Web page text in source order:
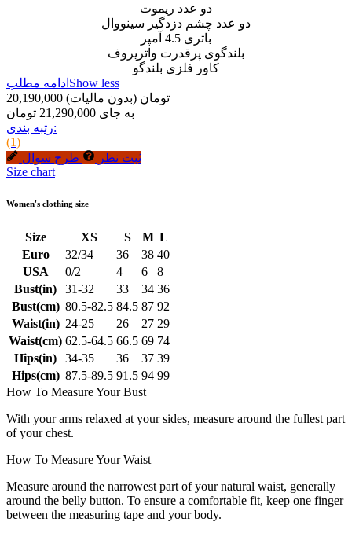
دو عدد ریموت
دو عدد چشم دزدگیر سینووال
باتری 4.5 آمپر
بلندگوی پرقدرت واترپروف
کاور فلزی بلندگو
ادامه مطلب Show less
20,190,000 تومان (بدون مالیات)
به جای 21,290,000 تومان
رتبه بندی:
(1)
ثبت نظر
طرح سوال
Size chart
Women's clothing size
Size XS S M L
Euro
32/34 36 38 40
USA
0/2 4 6
8
Bust(in)
31-32 33 34 36
Bust(cm) 80.5-82.5 84.5 87 92
Waist(in) 24-25 26 27 29
Waist(cm) 62.5-64.5 66.5 69 74
Hips(in)
34-35 36 37 39
Hips(cm) 87.5-89.5 91.5 94 99
How To Measure Your Bust
With your arms relaxed at your sides, measure around the fullest part
of your chest.
How To Measure Your Waist
Measure around the narrowest part of your natural waist, generally
around the belly button. To ensure a comfortable fit, keep one finger
between the measuring tape and your body.